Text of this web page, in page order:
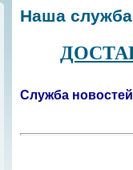
Наша
Служба